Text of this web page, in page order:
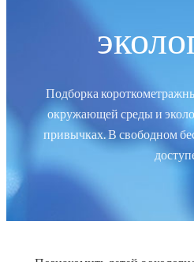
Подборка
окружающей среды и
привычках. В свободном